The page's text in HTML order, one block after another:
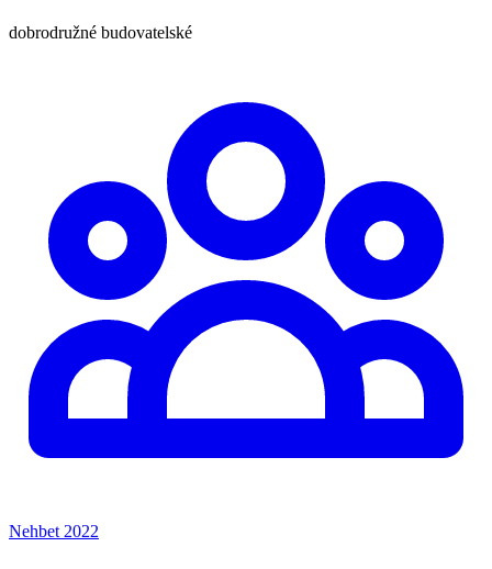
dobrodružné budovatelské
Nehbet 2022